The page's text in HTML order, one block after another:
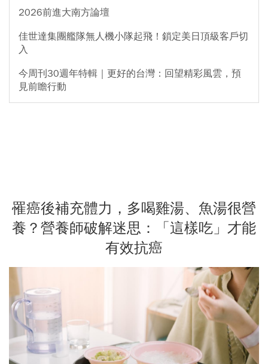
2026前進大南方論壇
佳世達集團艦隊無人機小隊起飛！鎖定美日頂級客戶切
入
今周刊30週年特輯｜更好的台灣：回望精彩風雲，預
見前瞻行動
罹癌後補充體力，多喝雞湯、魚湯很營
養？營養師破解迷思：「這樣吃」才能
有效抗癌